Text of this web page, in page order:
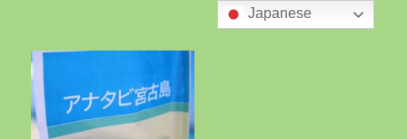
Japanese